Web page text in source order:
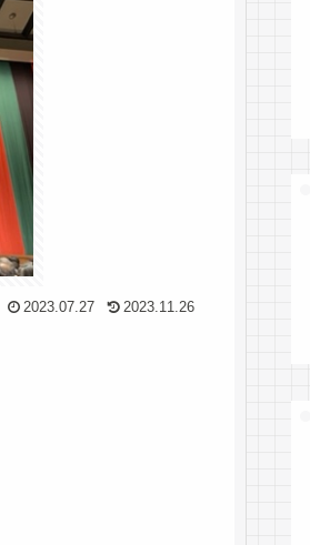
2023.07.27 2023.11.26